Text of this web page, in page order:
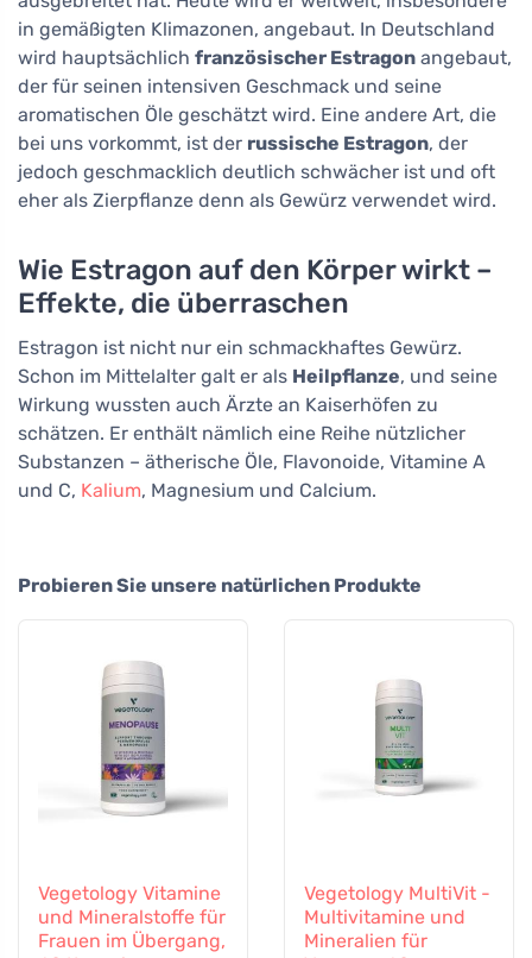
in gemäßigten Klimazonen, angebaut. In Deutschland
wird hauptsächlich französischer Estragon angebaut,
der für seinen intensiven Geschmack und seine
aromatischen Öle geschätzt wird. Eine andere Art, die
bei uns vorkommt, ist der russische Estragon, der
jedoch geschmacklich deutlich schwächer ist und oft
eher als Zierpflanze denn als Gewürz verwendet wird.
Wie Estragon auf den Körper wirkt –
Effekte, die überraschen
Estragon ist nicht nur ein schmackhaftes Gewürz.
Schon im Mittelalter galt er als Heilpflanze, und seine
Wirkung wussten auch Ärzte an Kaiserhöfen zu
schätzen. Er enthält nämlich eine Reihe nützlicher
Substanzen – ätherische Öle, Flavonoide, Vitamine A
und C, Kalium, Magnesium und Calcium.
Probieren Sie unsere natürlichen Produkte
Vegetology Vitamine
und Mineralstoffe für
Frauen im Übergang,
Vegetology MultiVit -
Multivitamine und
Mineralien für